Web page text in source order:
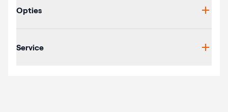
Opties
Service